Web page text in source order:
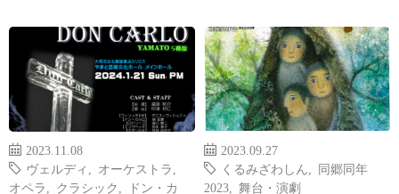
2023.11.08
ヴェルディ
オーケストラ
オペラ
クラシック
ドン・カ
2023.09.27
くるみざわしん
同郷同年
2023
舞台・演劇